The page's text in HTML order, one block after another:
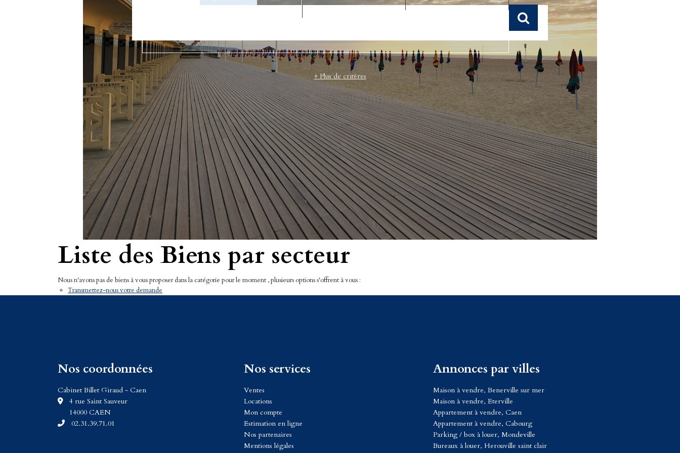
VILLE/CODE POSTAL
+ Plus de critères
Liste des Biens par secteur
Nous n'avons pas de biens à vous proposer dans la catégorie pour le moment , plusieurs options s'offrent à vous :
Transmettez-nous votre demande
Nos coordonnées
Cabinet Billet Giraud - Caen
4 rue Saint Sauveur
14000 CAEN
02.31.39.71.01
Cabinet Billet Giraud - Deauville
34 bis Rue Gambetta
14800 DEAUVILLE
02.31.98.98.65
Cabinet Billet Giraud - Merville-Franceville-Plage
57 Avenue de Paris
14810 MERVILLE FRANCEVILLE PLAGE
02.31.24.79.79
Nos services
Ventes
Locations
Mon compte
Estimation en ligne
Nos partenaires
Mentions légales
Annonces par villes
Maison à vendre, Benerville sur mer
Maison à vendre, Eterville
Appartement à vendre, Caen
Appartement à vendre, Cabourg
Parking / box à louer, Mondeville
Bureaux à louer, Herouville saint clair